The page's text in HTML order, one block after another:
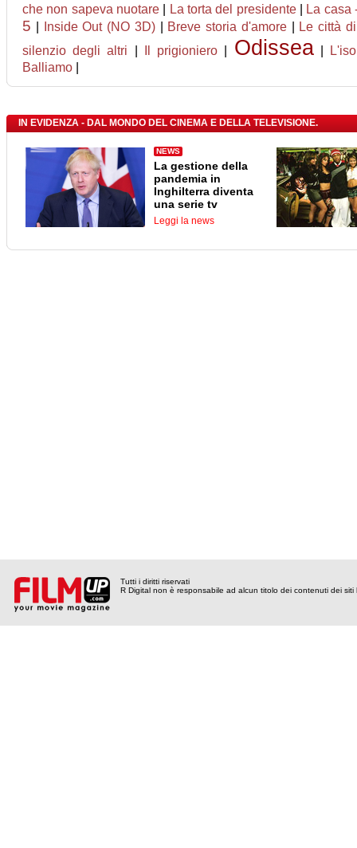
che non sapeva nuotare| La torta del presidente| La casa
5 Inside Out (NO 3D)| Breve storia d'amore|
Le città
silenzio degli altri
Il prigioniero Odissea|
Balliamo
IN EVIDENZA - DAL MONDO DEL CINEMA E DELLA TELEVISIONE.
NEWS
La gestione della
pandemia in
Inghilterra diventa
una serie tv
Leggi la news
Tutti i diritti riservati
R Digital non è responsabile ad alcun titolo dei contenuti dei siti